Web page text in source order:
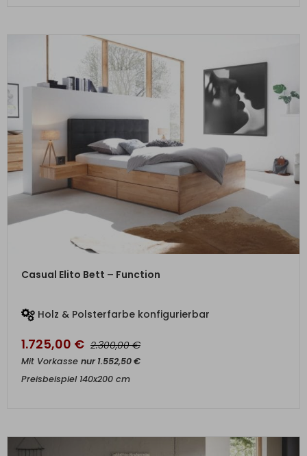
ZUM PRODUKT
Casual Elito Bett – Function
Holz & Polsterfarbe konfigurierbar
1.725,00 € 2.300,00€
Mit Vorkasse nur1.552,50€
Preisbeispiel 140x200 cm